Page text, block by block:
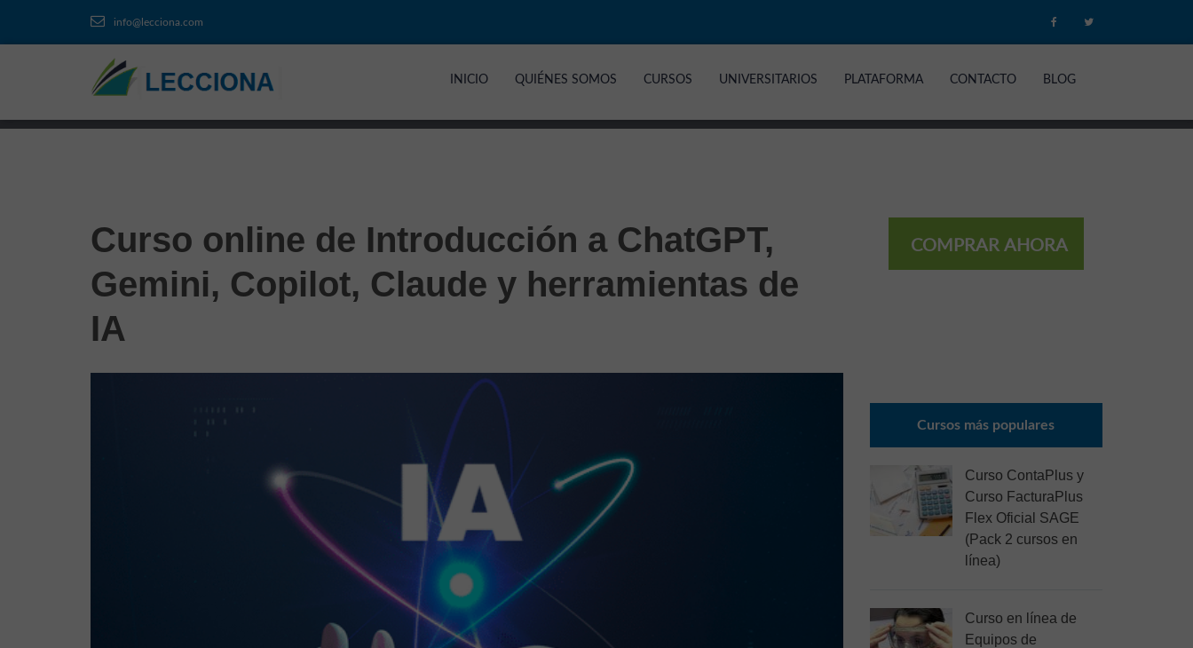
info@lecciona.com
INICIO QUIÉNES SOMOS CURSOS UNIVERSITARIOS PLATAFORMA CONTACTO BLOG
Curso online de Introducción a ChatGPT,
Gemini, Copilot, Claude y herramientas de
IA
COMPRAR AHORA
Cursos más populares
Curso ContaPlus y
Curso FacturaPlus
Flex Oficial SAGE
(Pack 2 cursos en
línea)
Curso en línea de
Equipos de